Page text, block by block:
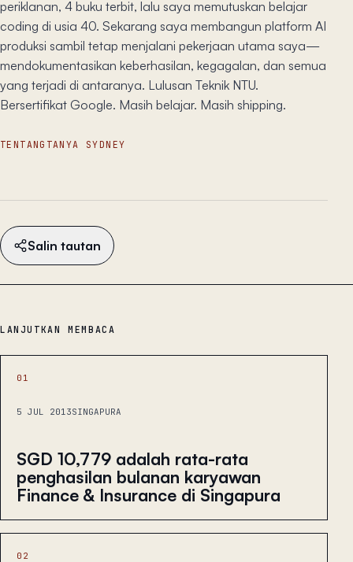
periklanan, 4 buku terbit, lalu saya memutuskan belajar
coding di usia 40. Sekarang saya membangun platform AI
produksi sambil tetap menjalani pekerjaan utama saya—
mendokumentasikan keberhasilan, kegagalan, dan semua
yang terjadi di antaranya. Lulusan Teknik NTU.
Bersertifikat Google. Masih belajar. Masih shipping.
TENTANG TANYA SYDNEY
Salin tautan
LANJUTKAN MEMBACA
01
5 JUL 2013SINGAPURA
SGD 10,779 adalah rata-rata
penghasilan bulanan karyawan
Finance & Insurance di Singapura
02